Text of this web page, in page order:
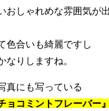
おしゃれめな雰囲気が
色合いも綺麗ですし
なりしますね。
真にも写っている
ョコミントフレーバー』